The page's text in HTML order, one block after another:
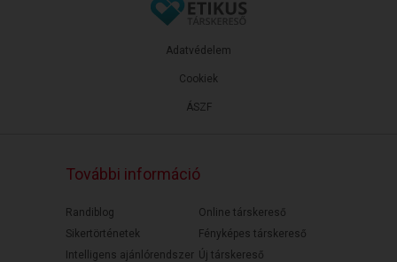
ÁSZF
Adatvédelem
Cookiek
További információ
Randiblog
Sikertörténetek
Intelligens ajánlórendszer
Online társkereső
Fényképes társkereső
Új társkereső